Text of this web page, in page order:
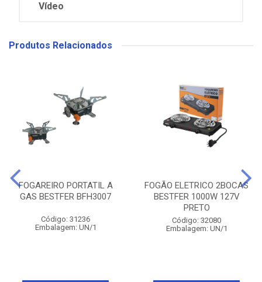
Vídeo
Produtos Relacionados
FOGAREIRO PORTATIL A
GAS BESTFER BFH3007
Código: 31236
Embalagem: UN/1
FOGÃO ELETRICO 2BOCAS
BESTFER 1000W 127V
PRETO
Código: 32080
Embalagem: UN/1